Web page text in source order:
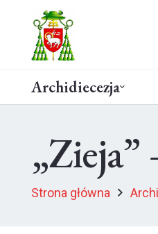
Archidiecezja
Strona główna